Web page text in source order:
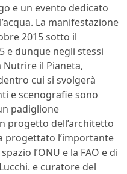
e un evento dedicato
La manifestazione
2015 sotto il
e dunque negli stessi
il Pianeta,
cui si svolgerà
e scenografie sono
padiglione
progetto dell’architetto
progettato l’importante
l’ONU e la FAO e di
e curatore del